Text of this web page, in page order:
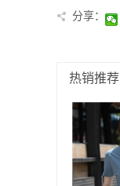
分享：
热销推荐